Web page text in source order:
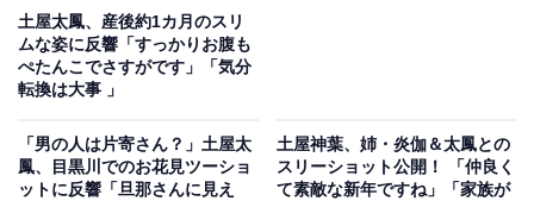
土屋太鳳、産後約1カ月のスリ
ムな姿に反響「すっかりお腹も
ぺたんこでさすがです」「気分
転換は大事 」
「男の人は片寄さん？」土屋太
鳳、目黒川でのお花見ツーショ
ットに反響「旦那さんに見え
土屋神葉、姉・炎伽＆太鳳との
スリーショット公開！ 「仲良く
て素敵な新年ですね」「家族が